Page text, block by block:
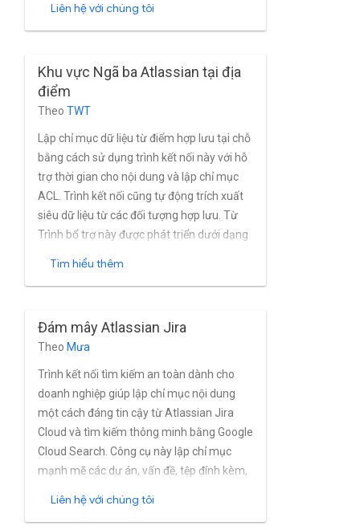
nối sử dụng API REST Confluence và Ngôn
Liên hệ với chúng tôi
Khu vực Ngã ba Atlassian tại địa
điểm
Theo TWT
Lập chỉ mục dữ liệu từ điểm hợp lưu tại chỗ
bằng cách sử dụng trình kết nối này với hỗ
trợ thời gian cho nội dung và lập chỉ mục
ACL. Trình kết nối cũng tự động trích xuất
siêu dữ liệu từ các đối tượng hợp lưu. Từ
Trình bổ trợ này được phát triển dưới dạng
Tìm hiểu thêm
Đám mây Atlassian Jira
Theo Mưa
Trình kết nối tìm kiếm an toàn dành cho
doanh nghiệp giúp lập chỉ mục nội dung
một cách đáng tin cậy từ Atlassian Jira
Cloud và tìm kiếm thông minh bằng Google
Cloud Search. Công cụ này lập chỉ mục
mạnh mẽ các dự án, vấn đề, tệp đính kèm,
đường liên kết và hồ sơ của Jira Đám mây
Liên hệ với chúng tôi